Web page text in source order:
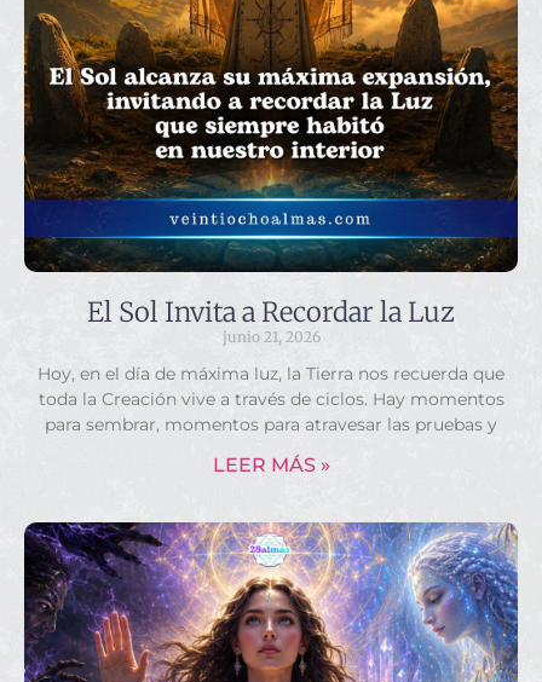
El Sol Invita a Recordar la Luz
junio 21, 2026
Hoy, en el día de máxima luz, la Tierra nos recuerda que
toda la Creación vive a través de ciclos. Hay momentos
para sembrar, momentos para atravesar las pruebas y
LEER MÁS »